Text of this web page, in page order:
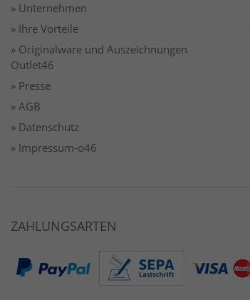
» Unternehmen
» Ihre Vorteile
» Originalware und Auszeichnungen
Outlet46
» Presse
» AGB
» Datenschutz
» Impressum-o46
ZAHLUNGSARTEN